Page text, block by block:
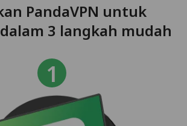
PandaVPN untuk
3 langkah mudah